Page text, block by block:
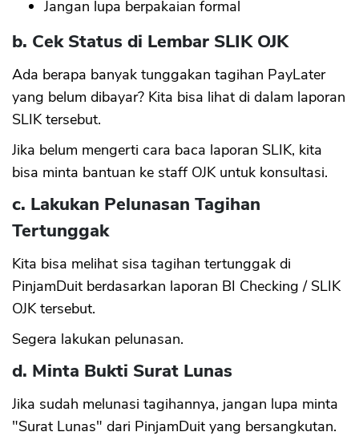
Jangan lupa berpakaian formal
b. Cek Status di Lembar SLIK OJK
Ada berapa banyak tunggakan tagihan PayLater
yang belum dibayar? Kita bisa lihat di dalam laporan
SLIK tersebut.
Jika belum mengerti cara baca laporan SLIK, kita
bisa minta bantuan ke staff OJK untuk konsultasi.
c. Lakukan Pelunasan Tagihan
Tertunggak
Kita bisa melihat sisa tagihan tertunggak di
PinjamDuit berdasarkan laporan BI Checking / SLIK
OJK tersebut.
Segera lakukan pelunasan.
d. Minta Bukti Surat Lunas
Jika sudah melunasi tagihannya, jangan lupa minta
"Surat Lunas" dari PinjamDuit yang bersangkutan.